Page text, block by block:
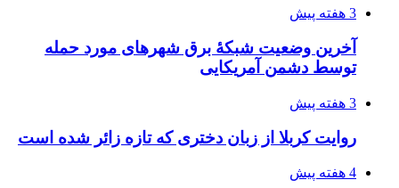
3 هفته پیش
آخرین وضعیت شبکۀ برق شهرهای مورد حمله
توسط دشمن آمریکایی
3 هفته پیش
روایت کربلا از زبان دختری که تازه زائر شده است
4 هفته پیش